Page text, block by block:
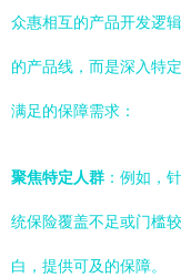
众惠相互的产品开发逻
的产品线，而是深入特
满足的保障需求：
聚焦特定人群 ：例如，
统保险覆盖不足或门槛
白，提供可及的保障。